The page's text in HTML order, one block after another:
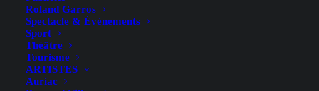
Roland Garros
Spectacle & Évènements
Sport
Théâtre
Tourisme
ARTISTES
Auriac